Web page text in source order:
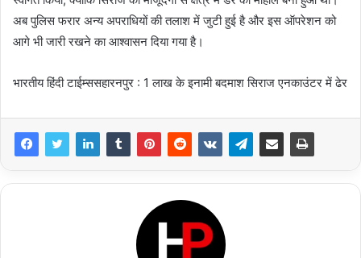
अब पुलिस फरार अन्य अपराधियों की तलाश में जुटी हुई है और इस ऑपरेशन को
आगे भी जारी रखने का आश्वासन दिया गया है।
भारतीय हिंदी टाईम्ससहारनपुर : 1 लाख के इनामी बदमाश सिराज एनकाउंटर में ढेर